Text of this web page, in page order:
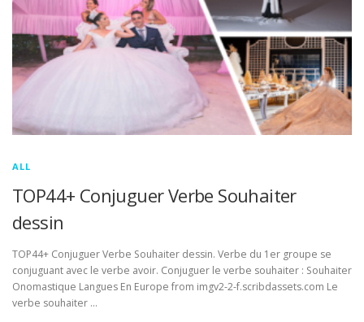
ALL
TOP44+ Conjuguer Verbe Souhaiter
dessin
TOP44+ Conjuguer Verbe Souhaiter dessin. Verbe du 1er groupe se
conjuguant avec le verbe avoir. Conjuguer le verbe souhaiter : Souhaiter
Onomastique Langues En Europe from imgv2-2-f.scribdassets.com Le
verbe souhaiter …